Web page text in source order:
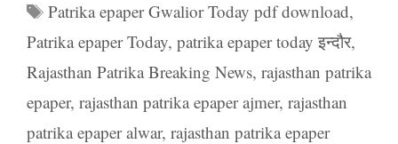
Tags
Patrika epaper Gwalior Today pdf download,
Patrika epaper Today, patrika epaper today इन्दौर,
Rajasthan Patrika Breaking News, rajasthan patrika
epaper, rajasthan patrika epaper ajmer, rajasthan
patrika epaper alwar, rajasthan patrika epaper